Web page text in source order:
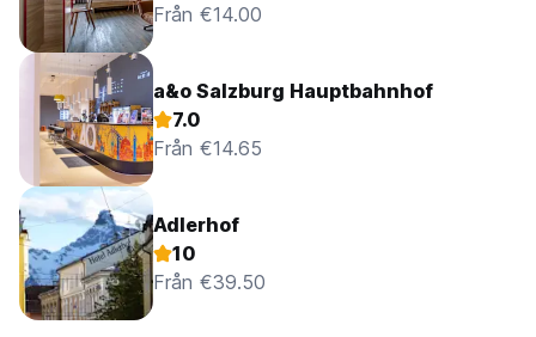
Från €14.00
a&o Salzburg Hauptbahnhof
7.0
Från €14.65
Adlerhof
10
Från €39.50